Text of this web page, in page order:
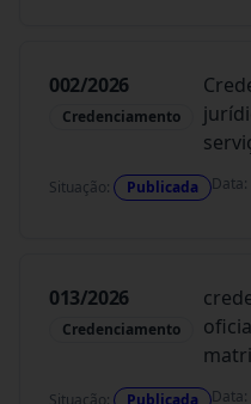
002/2026
Credenciamento
Situação: Publicada Data:
013/2026
Credenciamento
Situação: Publicada Data: